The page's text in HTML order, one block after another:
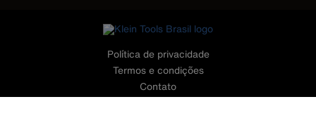
Política de privacidade
Termos e condições
Contato